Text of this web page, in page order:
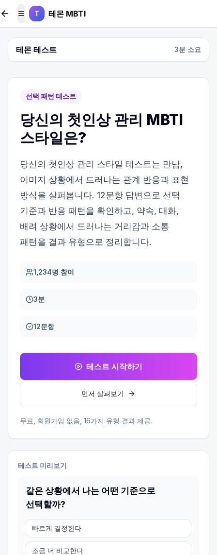
본문 바로가기
메뉴 토글
T 테몬 MBTI
테몬 테스트 3분 소요
선택 패턴 테스트
당신의 첫인상 관리 MBTI
스타일은?
당신의 첫인상 관리 스타일 테스트는 만남,
이미지 상황에서 드러나는 관계 반응과 표현
방식을 살펴봅니다. 12문항 답변으로 선택
기준과 반응 패턴을 확인하고, 약속, 대화,
배려 상황에서 드러나는 거리감과 소통
패턴을 결과 유형으로 정리합니다.
1,234명 참여
3분
12문항
테스트 시작하기
먼저 살펴보기
무료, 회원가입 없음, 16가지 유형 결과 제공.
테스트 미리보기
같은 상황에서 나는 어떤 기준으로
선택할까?
빠르게 결정한다
조금 더 비교한다